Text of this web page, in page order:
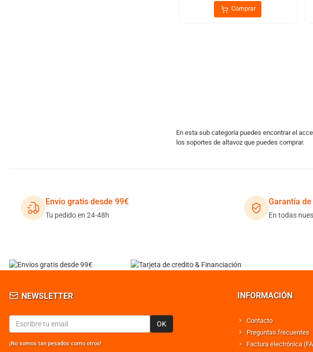
Comprar
En esta sub categoría puedes encontrar el
los soportes de altavoz que puedes comprar.
Envío gratis desde 99€
Tu pedido en 24-48h
Garantía
En todas
NEWSLETTER
OK
¡No somos tan pesados como otros!
INFORMACIÓN
Contacto
Preguntas frecuentes
Factura electrónica